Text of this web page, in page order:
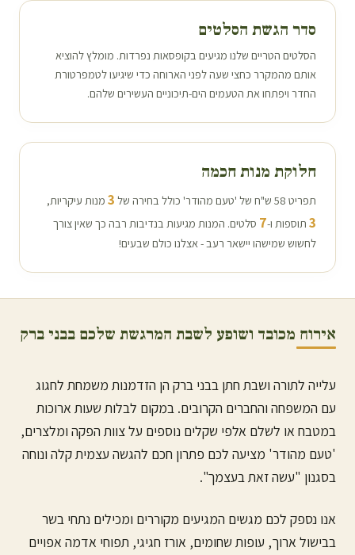
סדר הגשת הסלטים
הסלטים הטריים שלנו מגיעים בקופסאות נפרדות. מומלץ להוציא
אותם מהמקרר כחצי שעה לפני הארוחה כדי שיגיעו לטמפרטורת
החדר ויפתחו את הטעמים הים-תיכוניים העשירים שלהם.
חלוקת מנות חכמה
תפריט 58 ש"ח של 'טעם מהודר' כולל בחירה של 3 מנות עיקריות,
3 תוספות ו-7 סלטים. המנות מגיעות בנדיבות רבה כך שאין צורך
לחשוש שמישהו יישאר רעב - אצלנו כולם שבעים!
אירוח מכובד ושופע לשבת המרגשת שלכם בבני ברק
עלייה לתורה ושבת חתן בבני ברק הן הזדמנות משמחת לחגוג
עם המשפחה והחברים הקרובים. במקום לבלות שעות ארוכות
במטבח או לשלם אלפי שקלים נוספים על צוות הפקה ומלצרים,
'טעם מהודר' מציעה לכם פתרון חכם להגשה עצמית קלה ונוחה
בסגנון "עשה זאת בעצמך".
אנו נספק לכם מגשים המגיעים מקוררים ומכילים נתחי בשר
בבישול ארוך, עופות שחומים, אורז חגיגי, תפוחי אדמה אפויים